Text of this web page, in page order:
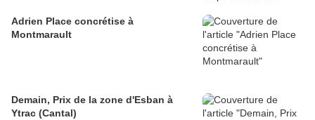
Adrien Place concrétise à
Montmarault
Demain, Prix de la zone d'Esban à
Ytrac (Cantal)